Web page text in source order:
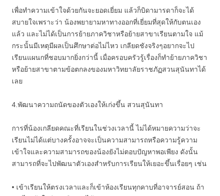
เพื่อทำความเข้าใจด้วยกันจะยอดเยี่ยม แล้วก็บิดามารดาก็จะได้
สบายใจเพราะว่า น้องพยายามหาทางออกที่เยี่ยมที่สุดให้กับตนเอง
แล้ว และไม่ได้เป็นการย้ายภาควิชาหรือย้ายสาขาเรียนตามใจ แม้
กระนั้นมีเหตุมีผลเป็นศึกษาต่อไม่ไหว เกลียดชังจริงๆอยากจะไป
เรียนแผนกที่ชอบมากยิ่งกว่านี้ เมื่อครอบครัวรู้เรื่องก็ทำย้ายภาควิชา
หรือย้ายสาขาตามข้อตกลงของมหาวิทยาลัยราชภัฏสวนสุนันทาได้
เลย
4.พัฒนาความถนัดของตัวเองให้เก่งขึ้น สวนสุนันทา
การที่น้องเกลียดคณะที่เรียนในช่วงเวลานี้ ไม่ได้หมายความว่าจะ
เรียนไม่ได้แต่บางครั้งอาจจะเป็นความสามารถหรือความรู้ความ
เข้าใจและความสามารถของน้องยังไม่ตอบปัญหาพอเพียง ดังนั้น
สามารถที่จะไปพัฒนาตัวเองสำหรับการเรียนให้เยอะขึ้นเรื่อยๆ เช่น
• เข้าเรียนให้ตรงเวลาและก็เข้าห้องเรียนทุกคาบที่อาจารย์สอน ถ้า